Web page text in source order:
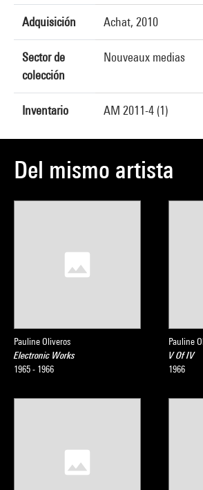
Adquisición Achat, 2010
Sector de
colección
Nouveaux medias
Inventario AM 2011-4 (1)
Del mismo artista
Pauline Oliveros
Electronic Works
1965 - 1966
Pauline
V Of IV
1966